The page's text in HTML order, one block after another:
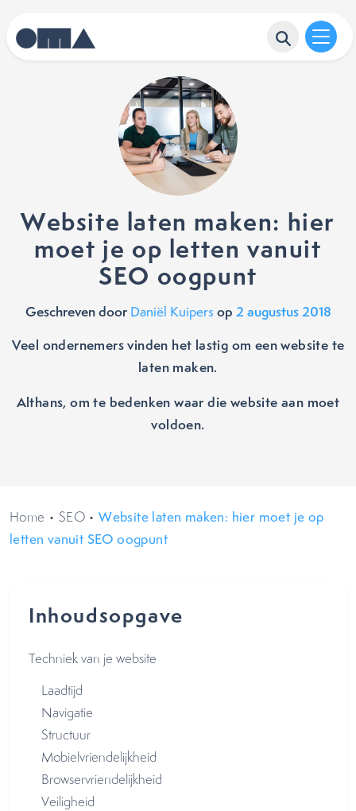
Website laten maken: hier
moet je op letten vanuit
SEO oogpunt
Geschreven door Daniël Kuipers op 2 augustus 2018
Veel ondernemers vinden het lastig om een website te
laten maken.
Althans, om te bedenken waar die website aan moet
voldoen.
Home • SEO •Website laten maken: hier moet je op
letten vanuit SEO oogpunt
Inhoudsopgave
Techniek van je website
Laadtijd
Navigatie
Structuur
Mobielvriendelijkheid
Browservriendelijkheid
Veiligheid